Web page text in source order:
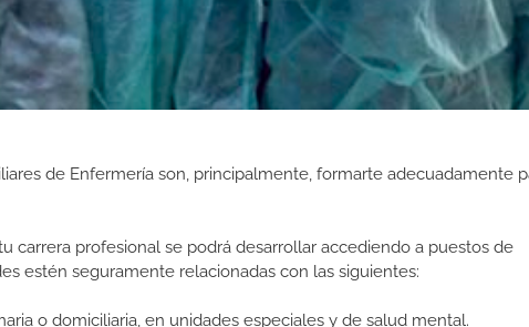
de Enfermería son, principalmente, formarte adecuadamente
carrera profesional se podrá desarrollar accediendo a puestos de
estén seguramente relacionadas con las siguientes:
o domiciliaria, en unidades especiales y de salud mental.